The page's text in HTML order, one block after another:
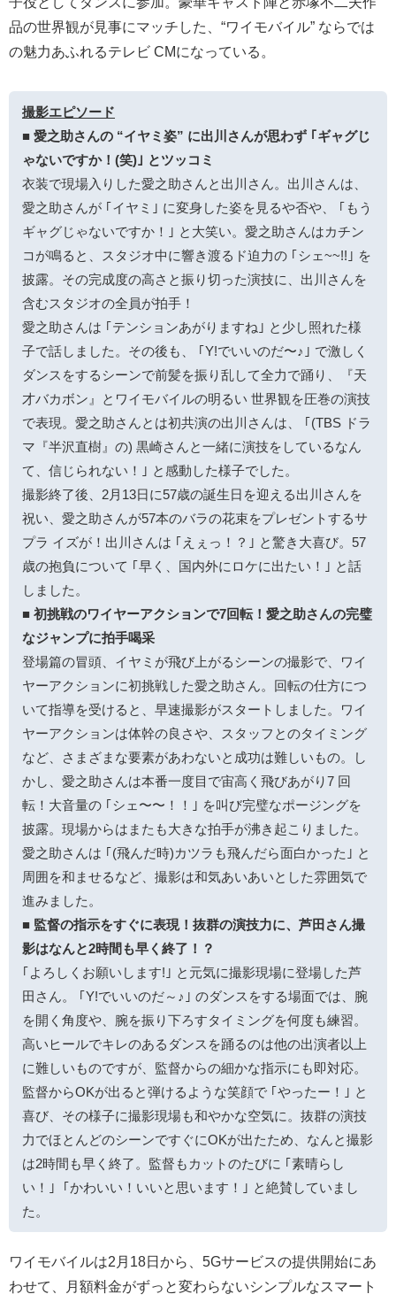
品の世界観が見事にマッチした、“ワイモバイル” ならでは
の魅力あふれるテレビ CMになっている。
撮影エピソード
■ 愛之助さんの “イヤミ姿” に出川さんが思わず ｢ギャグじ
ゃないですか！(笑)｣ とツッコミ
衣装で現場入りした愛之助さんと出川さん。出川さんは、
愛之助さんが ｢イヤミ｣ に変身した姿を見るや否や、 ｢もう
ギャグじゃないですか！｣ と大笑い。愛之助さんはカチン
コが鳴ると、スタジオ中に響き渡るド迫力の ｢シェ~~!!｣ を
披露。その完成度の高さと振り切った演技に、出川さんを
含むスタジオの全員が拍手！
愛之助さんは ｢テンションあがりますね｣ と少し照れた様
子で話しました。その後も、 ｢Y!でいいのだ〜♪｣ で激しく
ダンスをするシーンで前髪を振り乱して全力で踊り、『天
才バカボン』とワイモバイルの明るい 世界観を圧巻の演技
で表現。愛之助さんとは初共演の出川さんは、 ｢(TBS ドラ
マ『半沢直樹』の) 黒崎さんと一緒に演技をしているなん
て、信じられない！｣ と感動した様子でした。
撮影終了後、2月13日に57歳の誕生日を迎える出川さんを
祝い、愛之助さんが57本のバラの花束をプレゼントするサ
プラ イズが！出川さんは ｢えぇっ！？｣ と驚き大喜び。57
歳の抱負について ｢早く、国内外にロケに出たい！｣ と話
しました。
■ 初挑戦のワイヤーアクションで7回転！愛之助さんの完璧
なジャンプに拍手喝采
登場篇の冒頭、イヤミが飛び上がるシーンの撮影で、ワイ
ヤーアクションに初挑戦した愛之助さん。回転の仕方につ
いて指導を受けると、早速撮影がスタートしました。ワイ
ヤーアクションは体幹の良さや、スタッフとのタイミング
など、さまざまな要素があわないと成功は難しいもの。し
かし、愛之助さんは本番一度目で宙高く飛びあがり7 回
転！大音量の ｢シェ〜〜！！｣ を叫び完璧なポージングを
披露。現場からはまたも大きな拍手が沸き起こりました。
愛之助さんは ｢(飛んだ時)カツラも飛んだら面白かった｣ と
周囲を和ませるなど、撮影は和気あいあいとした雰囲気で
進みました。
■ 監督の指示をすぐに表現！抜群の演技力に、芦田さん撮
影はなんと2時間も早く終了！？
｢よろしくお願いします!｣ と元気に撮影現場に登場した芦
田さん。 ｢Y!でいいのだ～♪｣ のダンスをする場面では、腕
を開く角度や、腕を振り下ろすタイミングを何度も練習。
高いヒールでキレのあるダンスを踊るのは他の出演者以上
に難しいものですが、監督からの細かな指示にも即対応。
監督からOKが出ると弾けるような笑顔で ｢やったー！｣ と
喜び、その様子に撮影現場も和やかな空気に。抜群の演技
力でほとんどのシーンですぐにOKが出たため、なんと撮影
は2時間も早く終了。監督もカットのたびに ｢素晴らし
い！｣ ｢かわいい！いいと思います！｣ と絶賛していまし
た。
ワイモバイルは2月18日から、5Gサービスの提供開始にあ
わせて、月額料金がずっと変わらないシンプルなスマート